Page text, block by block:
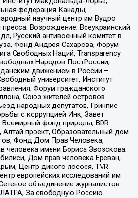
федерация Канады,
научный центр им Вудро
Возрождение, Всеукраинский
Русский антивоенный комитет в
Фонд Андрея Сахарова, Форум
Свободных Наций, Transparеncy
Народов ПостРоссии,
движением в России –
университет, Институт
Форум гражданского
Союз жителей островов
народных депутатов, Гринпис
с коррупцией Инк, Завет
Всемирный фонд природы, BDR
Алтай проект, Образовательный дом
Фонд Дом Прав Человека,
человека имени Бориса Звозскова,
Дом прав человека Ереван,
Центр дикого лосося, TVR
европейских исследований им
объединение журналистов
За свободную Россию,